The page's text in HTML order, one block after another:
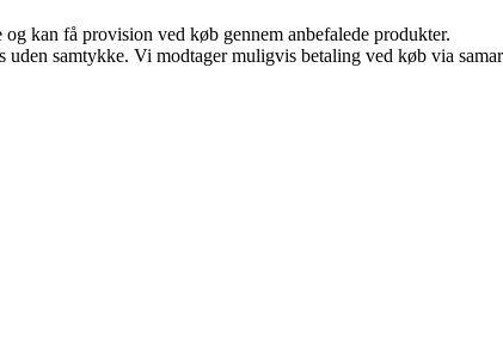
kan få provision ved køb gennem anbefalede produkter.
samtykke. Vi modtager muligvis betaling ved køb via